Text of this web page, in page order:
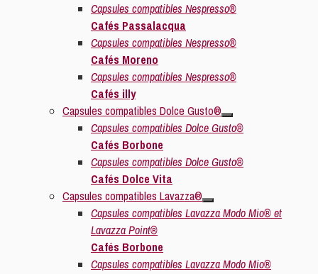
Capsules compatibles Nespresso®
Cafés Passalacqua
Capsules compatibles Nespresso®
Cafés Moreno
Capsules compatibles Nespresso®
Cafés illy
Capsules compatibles Dolce Gusto®
Capsules compatibles Dolce Gusto®
Cafés Borbone
Capsules compatibles Dolce Gusto®
Cafés Dolce Vita
Capsules compatibles Lavazza®
Capsules compatibles Lavazza Modo Mio® et
Lavazza Point®
Cafés Borbone
Capsules compatibles Lavazza Modo Mio®